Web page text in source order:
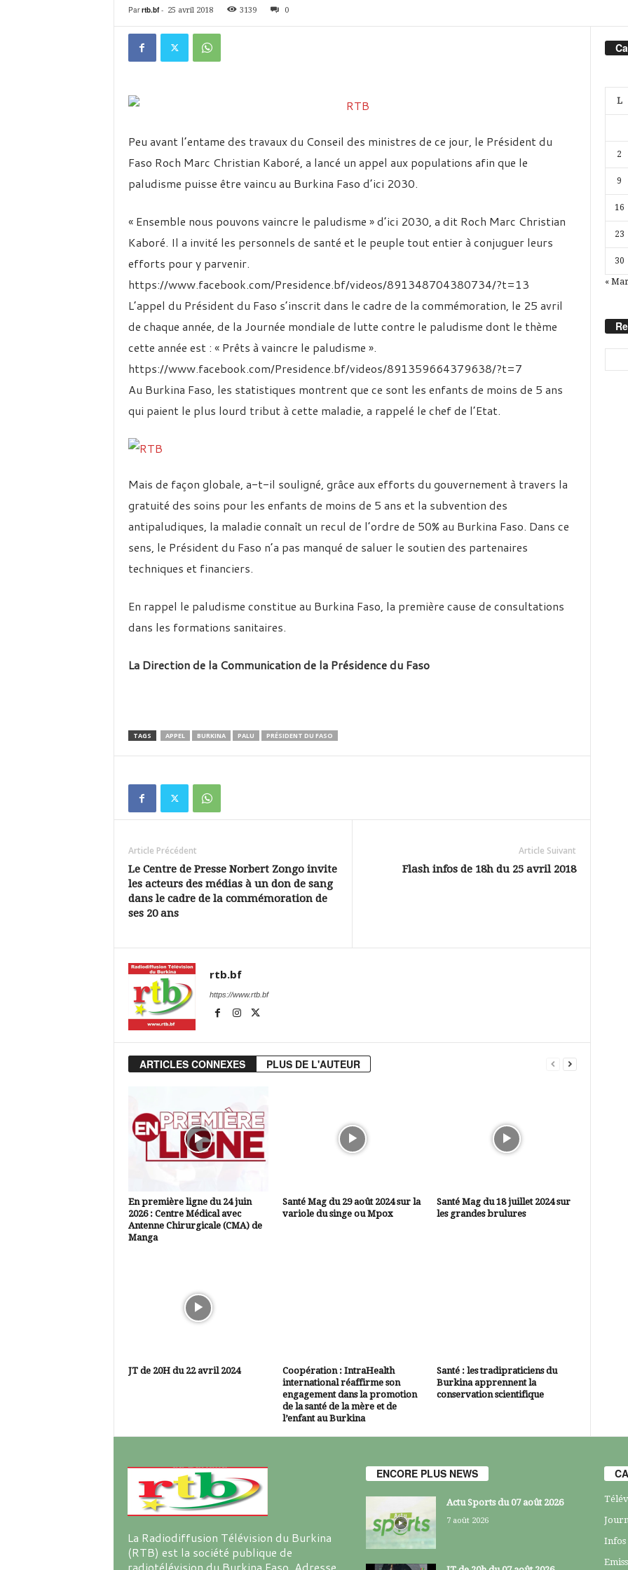
i
Par rtb.bf- 25 avril 2018 3139 0
Peu avant l’entame des travaux du Conseil des ministres de ce jour, le Président du
Faso Roch Marc Christian Kaboré, a lancé un appel aux populations afin que le
paludisme puisse être vaincu au Burkina Faso d’ici 2030.
« Ensemble nous pouvons vaincre le paludisme » d’ici 2030, a dit Roch Marc Christian
Kaboré. Il a invité les personnels de santé et le peuple tout entier à conjuguer leurs
efforts pour y parvenir.
https://www.facebook.com/Presidence.bf/videos/891348704380734/?t=13
L’appel du Président du Faso s’inscrit dans le cadre de la commémoration, le 25 avril
de chaque année, de la Journée mondiale de lutte contre le paludisme dont le thème
cette année est : « Prêts à vaincre le paludisme ».
https://www.facebook.com/Presidence.bf/videos/891359664379638/?t=7
Au Burkina Faso, les statistiques montrent que ce sont les enfants de moins de 5 ans
qui paient le plus lourd tribut à cette maladie, a rappelé le chef de l’Etat.
Mais de façon globale, a-t-il souligné, grâce aux efforts du gouvernement à travers la
gratuité des soins pour les enfants de moins de 5 ans et la subvention des
antipaludiques, la maladie connaît un recul de l’ordre de 50% au Burkina Faso. Dans ce
sens, le Président du Faso n’a pas manqué de saluer le soutien des partenaires
techniques et financiers.
En rappel le paludisme constitue au Burkina Faso, la première cause de consultations
dans les formations sanitaires.
La Direction de la Communication de la Présidence du Faso
TAGS APPEL BURKINA PALU PRÉSIDENT DU FASO
Article Précédent
Le Centre de Presse Norbert Zongo invite
les acteurs des médias à un don de sang
dans le cadre de la commémoration de
ses 20 ans
Article Suivant
Flash infos de 18h du 25 avril 2018
rtb.bf
https://www.rtb.bf
ARTICLES CONNEXES PLUS DE L'AUTEUR
En première ligne du 24 juin
2026 : Centre Médical avec
Antenne Chirurgicale (CMA) de
Manga
Santé Mag du 29 août 2024 sur la
variole du singe ou Mpox
Santé Mag du 18 juillet 2024 sur
les grandes brulures
JT de 20H du 22 avril 2024
Coopération : IntraHealth
international réaffirme son
engagement dans la promotion
de la santé de la mère et de
l’enfant au Burkina
Santé : les tradipraticiens du
Burkina apprennent la
conservation scientifique
L
2
9
16
23
30
« Mar
La Radiodiffusion Télévision du Burkina
(RTB) est la société publique de
ENCORE PLUS NEWS
Actu Sports du 07 août 2026
7 août 2026
Infos